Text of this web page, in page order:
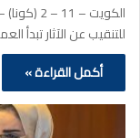
الكويت
للتنقيب عن الآثار تبدأ
أكمل القراءة »